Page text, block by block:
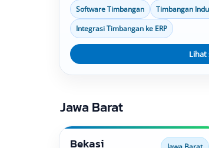
timbangan, platform scale, bench
disesuaikan dengan kebutuhan
Software Timbangan Timbangan
Integrasi Timbangan ke ERP
Lihat
Jawa Barat
Bekasi